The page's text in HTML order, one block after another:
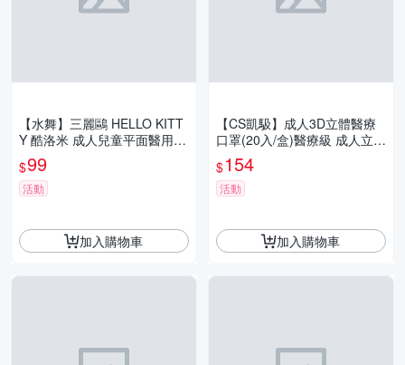
【水舞】三麗鷗 HELLO KITT
Y 酷洛米 成人兒童平面醫用口
罩 30入/盒 親子口罩 午茶時光
款
$99
活動
加入購物車
【CS凱馺】成人3D立體醫療
口罩(20入/盒)醫療級 成人立體
口罩 不脫妝雙鋼印 獨立包裝
台灣製 3D口罩
$154
活動
加入購物車